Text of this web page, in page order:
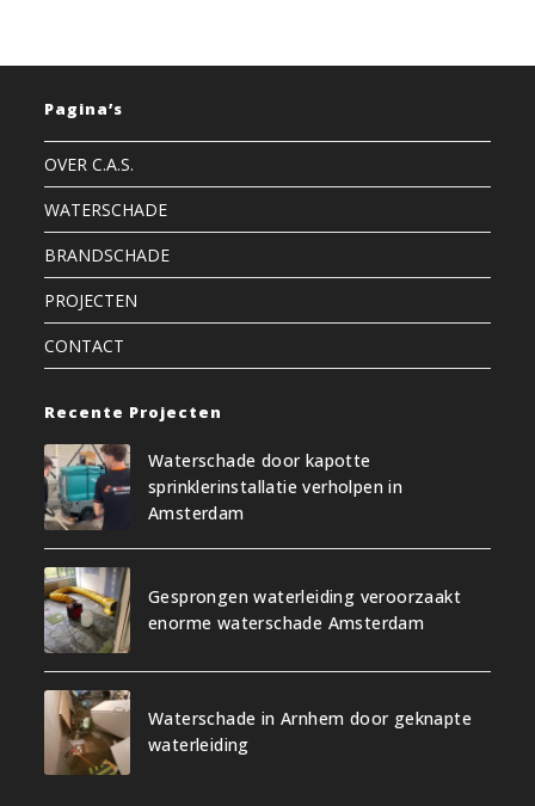
Pagina’s
OVER C.A.S.
WATERSCHADE
BRANDSCHADE
PROJECTEN
CONTACT
Recente Projecten
Waterschade door kapotte
sprinklerinstallatie verholpen in
Amsterdam
Gesprongen waterleiding veroorzaakt
enorme waterschade Amsterdam
Waterschade in Arnhem door geknapte
waterleiding